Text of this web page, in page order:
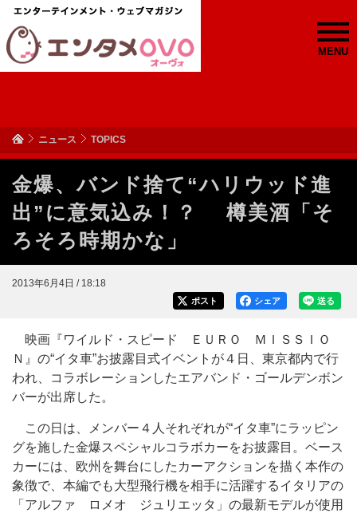
MENU
ニュース TOPICS
金爆、バンド捨て“ハリウッド進
出”に意気込み！？ 樽美酒「そ
ろそろ時期かな」
2013年6月4日 / 18:18
送る
シェア
ポスト
映画『ワイルド・スピード ＥＵＲＯ ＭＩＳＳＩＯ
Ｎ』の“イタ車”お披露目式イベントが４日、東京都内で行
われ、コラボレーションしたエアバンド・ゴールデンボン
バーが出席した。
この日は、メンバー４人それぞれが“イタ車”にラッピン
グを施した金爆スペシャルコラボカーをお披露目。ベース
カーには、欧州を舞台にしたカーアクションを描く本作の
象徴で、本編でも大型飛行機を相手に活躍するイタリアの
「アルファ ロメオ ジュリエッタ」の最新モデルが使用